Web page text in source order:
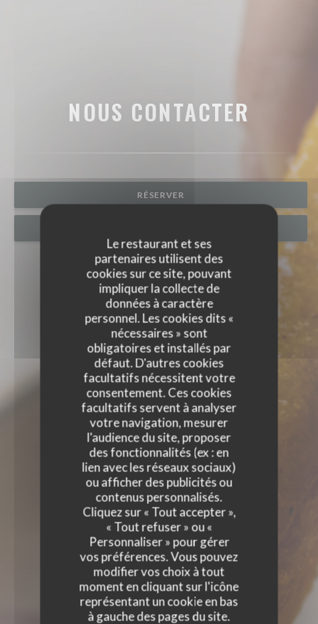
Le restaurant et ses
partenaires utilisent des
cookies sur ce site, pouvant
impliquer la collecte de
données à caractère
personnel. Les cookies dits «
nécessaires » sont
obligatoires et installés par
défaut. D'autres cookies
facultatifs nécessitent votre
consentement. Ces cookies
facultatifs servent à analyser
votre navigation, mesurer
l'audience du site, proposer
des fonctionnalités (ex : en
lien avec les réseaux sociaux)
ou afficher des publicités ou
contenus personnalisés.
Cliquez sur « Tout accepter »,
« Tout refuser » ou «
Personnaliser » pour gérer
vos préférences. Vous pouvez
modifier vos choix à tout
moment en cliquant sur l'icône
représentant un cookie en bas
à gauche des pages du site.
NOUS CONTACTER
RÉSERVER